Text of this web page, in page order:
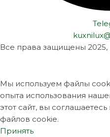
Все права защищены
Мы используем файлы
опыта использования
этот сайт, вы
файлов cookie.
Принять